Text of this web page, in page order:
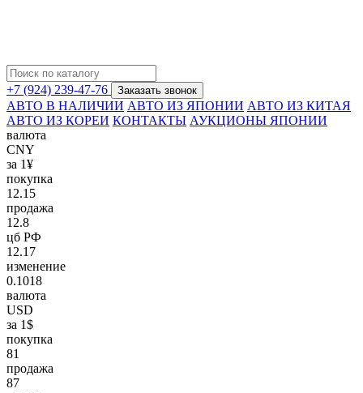
+7 (924) 239-47-76 Заказать звонок
АВТО В НАЛИЧИИ АВТО ИЗ ЯПОНИИ АВТО ИЗ КИТАЯ
АВТО ИЗ КОРЕИ КОНТАКТЫ АУКЦИОНЫ ЯПОНИИ
валюта
CNY
за 1¥
покупка
12.15
продажа
12.8
цб РФ
12.17
изменение
0.1018
валюта
USD
за 1$
покупка
81
продажа
87